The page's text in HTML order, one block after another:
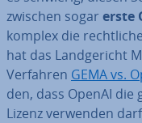
zwi­schen sogar erste
komplex die
hat das Land­ge­richt
Verfahren GEMA vs.
den, dass OpenAI
Lizenz verwenden